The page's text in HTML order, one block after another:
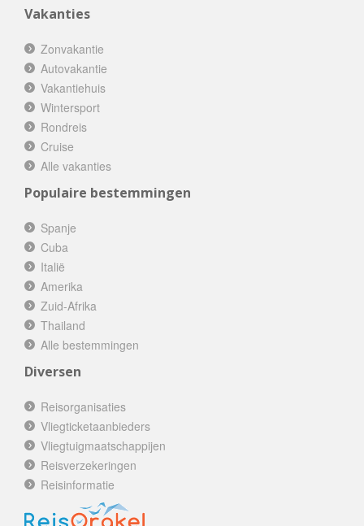
Vakanties
Zonvakantie
Autovakantie
Vakantiehuis
Wintersport
Rondreis
Cruise
Alle vakanties
Populaire bestemmingen
Spanje
Cuba
Italië
Amerika
Zuid-Afrika
Thailand
Alle bestemmingen
Diversen
Reisorganisaties
Vliegticketaanbieders
Vliegtuigmaatschappijen
Reisverzekeringen
Reisinformatie